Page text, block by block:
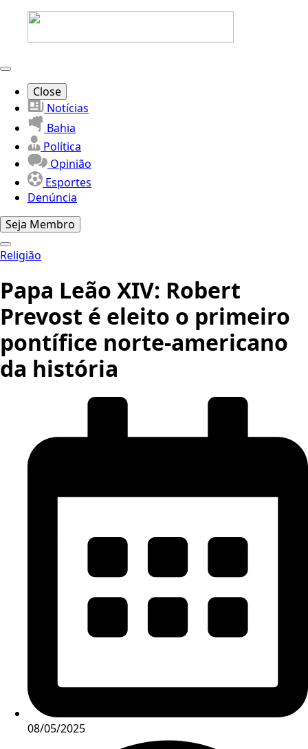
Close
Notícias
Bahia
Política
Opinião
Esportes
Denúncia
Seja Membro
Religião
Papa Leão XIV: Robert
Prevost é eleito o primeiro
pontífice norte-americano
da história
08/05/2025